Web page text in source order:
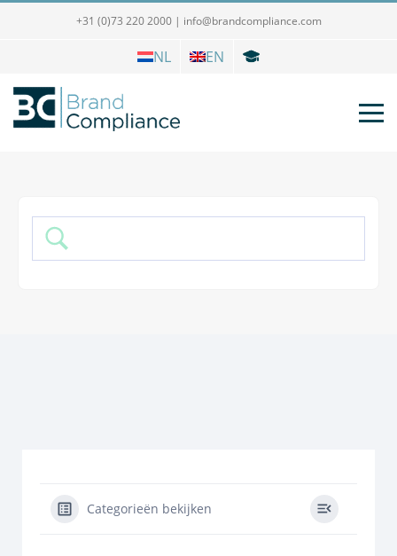
+31 (0)73 220 2000 | info@brandcompliance.com
NL EN
Categorieën bekijken